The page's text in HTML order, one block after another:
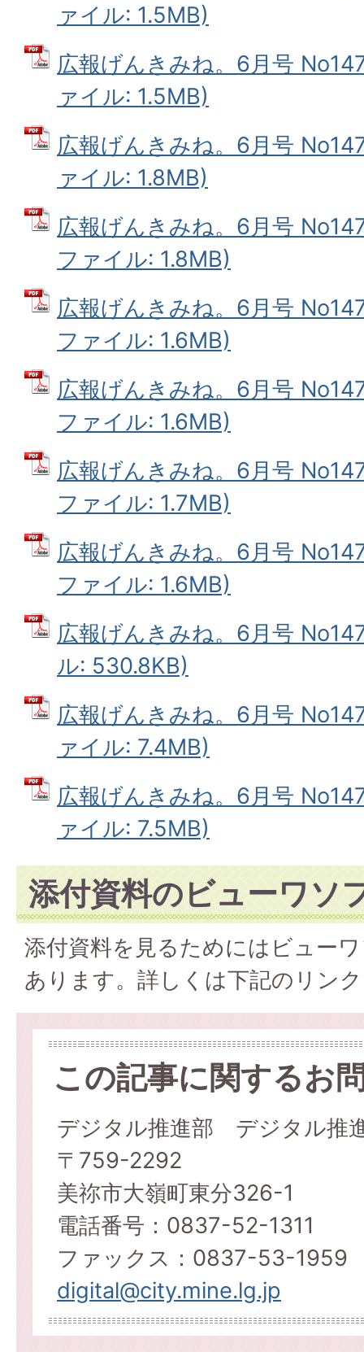
ァイル: 1.5MB)
広報げんきみね。6月号
ァイル: 1.5MB)
広報げんきみね。6月号
ァイル: 1.8MB)
広報げんきみね。6月号
ファイル: 1.8MB)
広報げんきみね。6月号
ファイル: 1.6MB)
広報げんきみね。6月号
ファイル: 1.6MB)
広報げんきみね。6月号
ファイル: 1.7MB)
広報げんきみね。6月号
ファイル: 1.6MB)
広報げんきみね。6月号
ル: 530.8KB)
広報げんきみね。6月号
ァイル: 7.4MB)
広報げんきみね。6月号
ァイル: 7.5MB)
添付資料のビューワソ
添付資料を見るためにはビュー
あります。詳しくは下記のリン
この記事に関するお
デジタル推進部 デジタル推
〒759-2292
美祢市大嶺町東分326-1
電話番号：0837-52-1311
ファックス：0837-53-1959
digital@city.mine.lg.jp